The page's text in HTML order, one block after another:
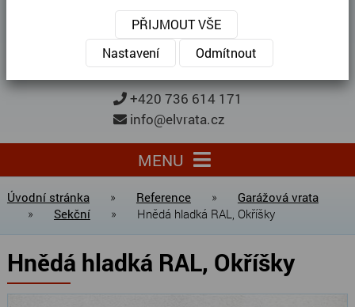
Garážová vrata, brány, ploty ...
Kontaktujte nás
KONTAKTUJTE NÁS
+420 736 614 171
info@elvrata.cz
MENU
Úvodní stránka » Reference »
Garážová vrata
»
Sekční » Hnědá hladká RAL, Okříšky
Hnědá hladká RAL, Okříšky
PŘIJMOUT VŠE
Nastavení
Odmítnout